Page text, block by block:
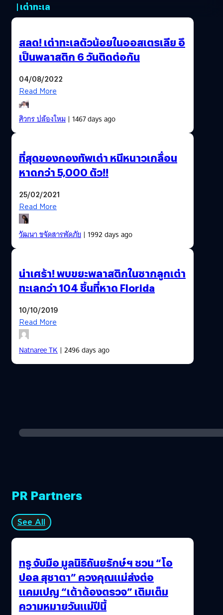
| เต่าทะเล
สลด! เต่าทะเลตัวน้อยในออสเตรเลีย อึ
เป็นพลาสติก 6 วันติดต่อกัน
04/08/2022
Read More
ศิวกร ปล้องใหม| 1467 days ago
ที่สุดของกองทัพเต่า หนีหนาวเกลื่อน
หาดกว่า 5,000 ตัว!!
25/02/2021
Read More
วัฒนา ขจัดสารพัดภัย| 1992 days ago
น่าเศร้า! พบขยะพลาสติกในซากลูกเต่า
ทะเลกว่า 104 ชิ้นที่หาด Florida
10/10/2019
Read More
Natnaree TK| 2496 days ago
PR Partners
See All
ทรู จับมือ มูลนิธิถันยรักษ์ฯ ชวน “โอ
ปอล สุชาตา” ควงคุณแม่ส่งต่อ
แคมเปญ “เต้าต้องตรวจ” เติมเต็ม
ความหมายวันแม่ปีนี้